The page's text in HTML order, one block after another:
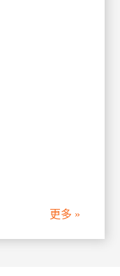
更多 »